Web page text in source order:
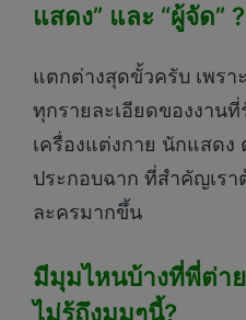
แสดง” และ “ผู้จัด” ?
แตกต่างสุดขั้วครับ เพรา
ทุกรายละเอียดของงาน
เครื่องแต่งกาย นักแสด
ประกอบฉาก ที่สำคัญเรา
ละครมากขึ้น
มีมุมไหนบ้างที่พี่ต่า
ไม่รู้ถึงมุมๆนี้?